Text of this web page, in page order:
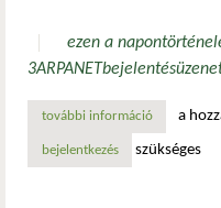
ezen a napon
3ARPANETbejelentés
további információvilág,a
bejelentkezés szükséges